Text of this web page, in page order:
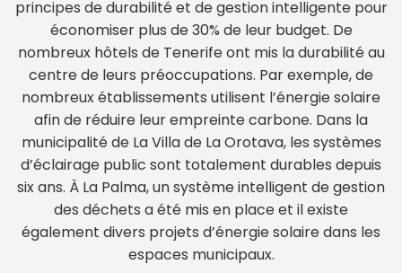
principes de durabilité et de gestion intelligente pour
économiser plus de 30% de leur budget. De
nombreux hôtels de Tenerife ont mis la durabilité au
centre de leurs préoccupations. Par exemple, de
nombreux établissements utilisent l’énergie solaire
afin de réduire leur empreinte carbone. Dans la
municipalité de La Villa de La Orotava, les systèmes
d’éclairage public sont totalement durables depuis
six ans. À La Palma, un système intelligent de gestion
des déchets a été mis en place et il existe
également divers projets d’énergie solaire dans les
espaces municipaux.